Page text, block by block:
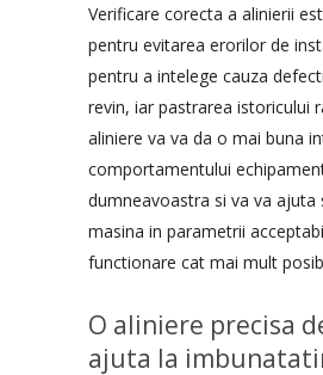
Verificare corecta a alinierii
pentru evitarea erorilor de
pentru a intelege cauza
revin, iar pastrarea istoricului
aliniere va va da o mai buna
comportamentului
dumneavoastra si va va ajuta
masina in parametrii
functionare cat mai mult
O aliniere precisa
ajuta la